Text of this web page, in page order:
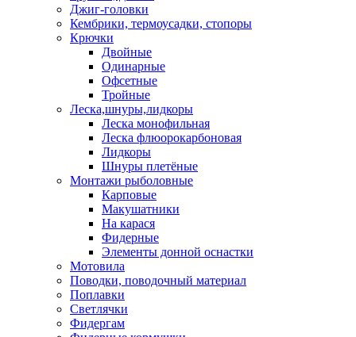
Джиг-головки
Кембрики, термоусадки, стопоры
Крючки
Двойные
Одинарные
Офсетные
Тройные
Леска,шнуры,лидкоры
Леска монофильная
Леска флюорокарбоновая
Лидкоры
Шнуры плетёные
Монтажи рыболовные
Карповые
Макушатники
На карася
Фидерные
Элементы донной оснастки
Мотовила
Поводки, поводочный материал
Поплавки
Светлячки
Фидергам